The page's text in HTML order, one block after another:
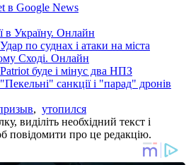
в Google News
в Україну. Онлайн
по суднах і атаки на міста
Сході. Онлайн
буде і мінус два НПЗ
санкції і "парад" дронів
, утопился
виділіть необхідний текст і
повідомити про це редакцію.